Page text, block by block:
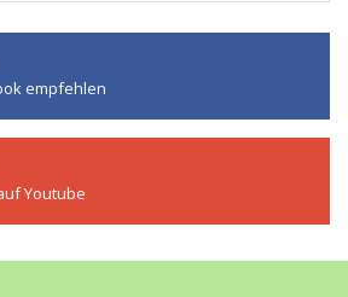
empfehlen
Youtube